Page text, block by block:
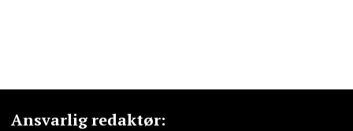
Ansvarlig redaktør: